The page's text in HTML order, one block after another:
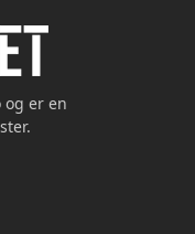
og er en